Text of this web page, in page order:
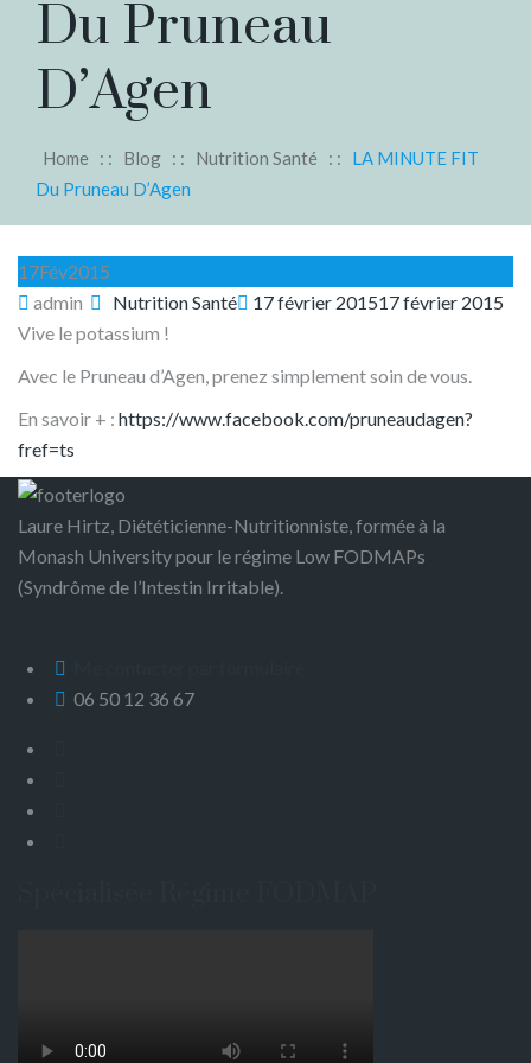
Du Pruneau
D’Agen
Home : : Blog : : Nutrition Santé : : LA MINUTE FIT
Du Pruneau D’Agen
17Fév2015
Author
admin Categories
Nutrition Santé
Posted
17 février 201517 février 2015
Vive le potassium !
Avec le Pruneau d’Agen, prenez simplement soin de vous.
En savoir + : https://www.facebook.com/pruneaudagen?
fref=ts
Laure Hirtz, Diététicienne-Nutritionniste, formée à la
Monash University pour le régime Low FODMAPs
(Syndrôme de l’Intestin Irritable).
06 50 12 36 67